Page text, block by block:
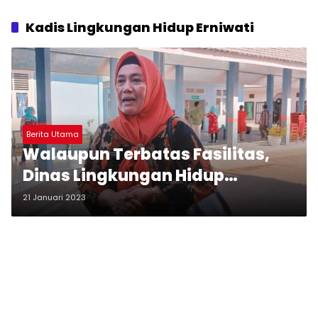
Kadis Lingkungan Hidup Erniwati
Berita Utama
Walaupun Terbatas Fasilitas,
Dinas Lingkungan Hidup
Tapteng Mampu Naikkan PAD
Sampai 136 Persen
21 Januari 2023